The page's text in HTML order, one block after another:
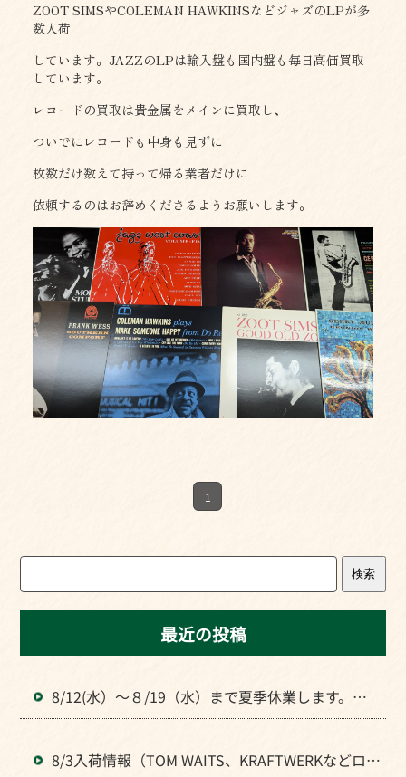
ZOOT SIMSやCOLEMAN HAWKINSなどジャズのLPが多
数入荷
しています。JAZZのLPは輸入盤も国内盤も毎日高価買取
しています。
レコードの買取は貴金属をメインに買取し、
ついでにレコードも中身も見ずに
枚数だけ数えて持って帰る業者だけに
依頼するのはお辞めくださるようお願いします。
1
検索
最近の投稿
8/12(水）～８/19（水）まで夏季休業します。よ
ろしくお願いいたします。
8/3入荷情報（TOM WAITS、KRAFTWERKなどロッ